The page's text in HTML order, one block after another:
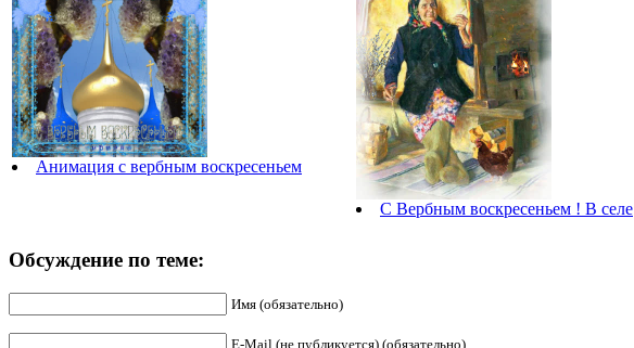
Анимация с вербным воскресеньем
С Вербным воскресеньем ! В селе
Обсуждение по теме:
Имя (обязательно)
E-Mail (не публикуется) (обязательно)